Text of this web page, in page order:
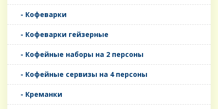
- Кофеварки
- Кофеварки гейзерные
- Кофейные наборы на 2 персоны
- Кофейные сервизы на 4 персоны
- Креманки